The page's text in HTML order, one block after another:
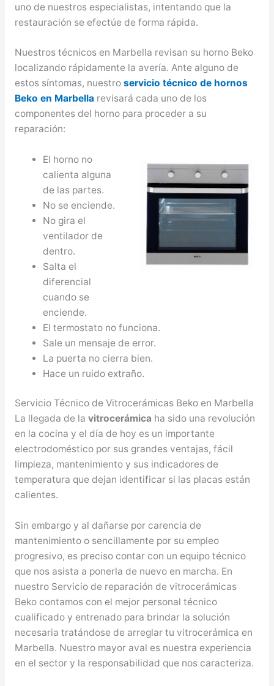
uno de nuestros especialistas, intentando que la
restauración se efectúe de forma rápida.
Nuestros técnicos en Marbella revisan su horno Beko
localizando rápidamente la avería. Ante alguno de
estos síntomas, nuestro servicio técnico de hornos
Beko en Marbellarevisará cada uno de los
componentes del horno para proceder a su
reparación:
El horno no
calienta alguna
de las partes.
No se enciende.
No gira el
ventilador de
dentro.
Salta el
diferencial
cuando se
enciende.
El termostato no funciona.
Sale un mensaje de error.
La puerta no cierra bien.
Hace un ruido extraño.
Servicio Técnico de Vitrocerámicas Beko en Marbella
La llegada de la vitrocerámica ha sido una revolución
en la cocina y el día de hoy es un importante
electrodoméstico por sus grandes ventajas, fácil
limpieza, mantenimiento y sus indicadores de
temperatura que dejan identificar si las placas están
calientes.
Sin embargo y al dañarse por carencia de
mantenimiento o sencillamente por su empleo
progresivo, es preciso contar con un equipo técnico
que nos asista a ponerla de nuevo en marcha. En
nuestro Servicio de reparación de vitrocerámicas
Beko contamos con el mejor personal técnico
cualificado y entrenado para brindar la solución
necesaria tratándose de arreglar tu vitrocerámica en
Marbella. Nuestro mayor aval es nuestra experiencia
en el sector y la responsabilidad que nos caracteriza.